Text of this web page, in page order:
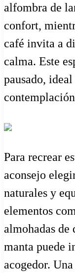
alfombra de
confort,
café invita a
calma. Este
pausado,
Para recrear
aconsejo
naturales y
elementos
almohadas de
manta puede
acogedor.